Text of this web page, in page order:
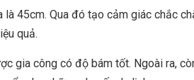
45cm. Qua đó tạo cảm giác chắc
quả.
gia công có độ bám tốt. Ngoài ra,